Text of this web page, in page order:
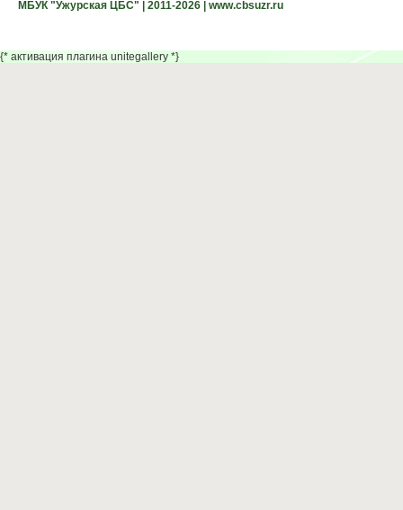
МБУК "Ужурская ЦБС" | 2011-2026 | www.cbsuzr.ru
{* активация плагина unitegallery *}